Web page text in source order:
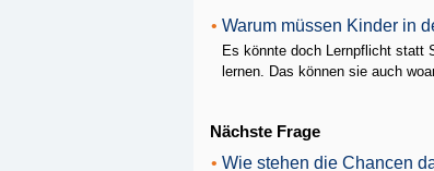
• Warum müssen Kinder in
Es könnte doch Lernpflicht statt
lernen. Das können sie auch
Nächste Frage
• Wie stehen die Chancen